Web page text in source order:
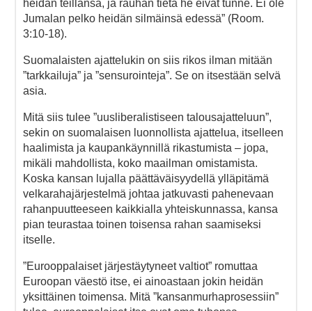
heidän teillänsä, ja rauhan tietä he eivät tunne. Ei ole
Jumalan pelko heidän silmäinsä edessä” (Room.
3:10-18).
Suomalaisten ajattelukin on siis rikos ilman mitään
”tarkkailuja” ja ”sensurointeja”. Se on itsestään selvä
asia.
Mitä siis tulee ”uusliberalistiseen talousajatteluun”,
sekin on suomalaisen luonnollista ajattelua, itselleen
haalimista ja kaupankäynnillä rikastumista – jopa,
mikäli mahdollista, koko maailman omistamista.
Koska kansan lujalla päättäväisyydellä ylläpitämä
velkarahajärjestelmä johtaa jatkuvasti pahenevaan
rahanpuutteeseen kaikkialla yhteiskunnassa, kansa
pian teurastaa toinen toisensa rahan saamiseksi
itselle.
”Eurooppalaiset järjestäytyneet valtiot” romuttaa
Euroopan väestö itse, ei ainoastaan jokin heidän
yksittäinen toimensa. Mitä ”kansanmurhaprosessiin”